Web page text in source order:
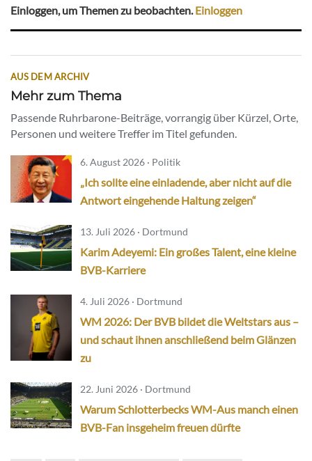
Einloggen, um Themen zu beobachten.Einloggen
AUS DEM ARCHIV
Mehr zum Thema
Passende Ruhrbarone-Beiträge, vorrangig über Kürzel, Orte,
Personen und weitere Treffer im Titel gefunden.
6. August 2026 · Politik
„Ich sollte eine einladende, aber nicht auf die
Antwort eingehende Haltung zeigen“
13. Juli 2026 · Dortmund
Karim Adeyemi: Ein großes Talent, eine kleine
BVB-Karriere
4. Juli 2026 · Dortmund
WM 2026: Der BVB bildet die Weltstars aus –
und schaut ihnen anschließend beim Glänzen
zu
22. Juni 2026 · Dortmund
Warum Schlotterbecks WM-Aus manch einen
BVB-Fan insgeheim freuen dürfte